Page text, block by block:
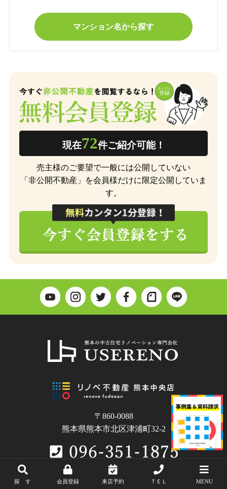
探 す 会員登録 来店予約 ＴＥＬ MENU
マンション名から探す
現在72件ご紹介可能！
売主様のご要望で一般には公開していない
「非公開不動産」を会員様だけに限定公開していま
す。
〒860-0088
熊本県熊本市北区津浦町32-2